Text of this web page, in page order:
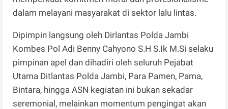
dalam melayani masyarakat di sektor lalu lintas.
​Dipimpin langsung oleh Dirlantas Polda Jambi
Kombes Pol Adi Benny Cahyono S.H S.Ik M.Si selaku
pimpinan apel dan dihadiri oleh seluruh Pejabat
Utama Ditlantas Polda Jambi, Para Pamen, Pama,
Bintara, hingga ASN kegiatan ini bukan sekadar
seremonial, melainkan momentum pengingat akan